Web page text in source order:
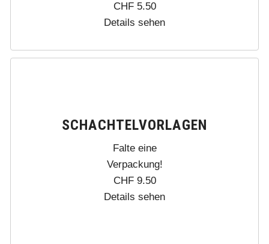
CHF5.50
Details sehen
SCHACHTELVORLAGEN
Falte eine
Verpackung!
CHF9.50
Details sehen